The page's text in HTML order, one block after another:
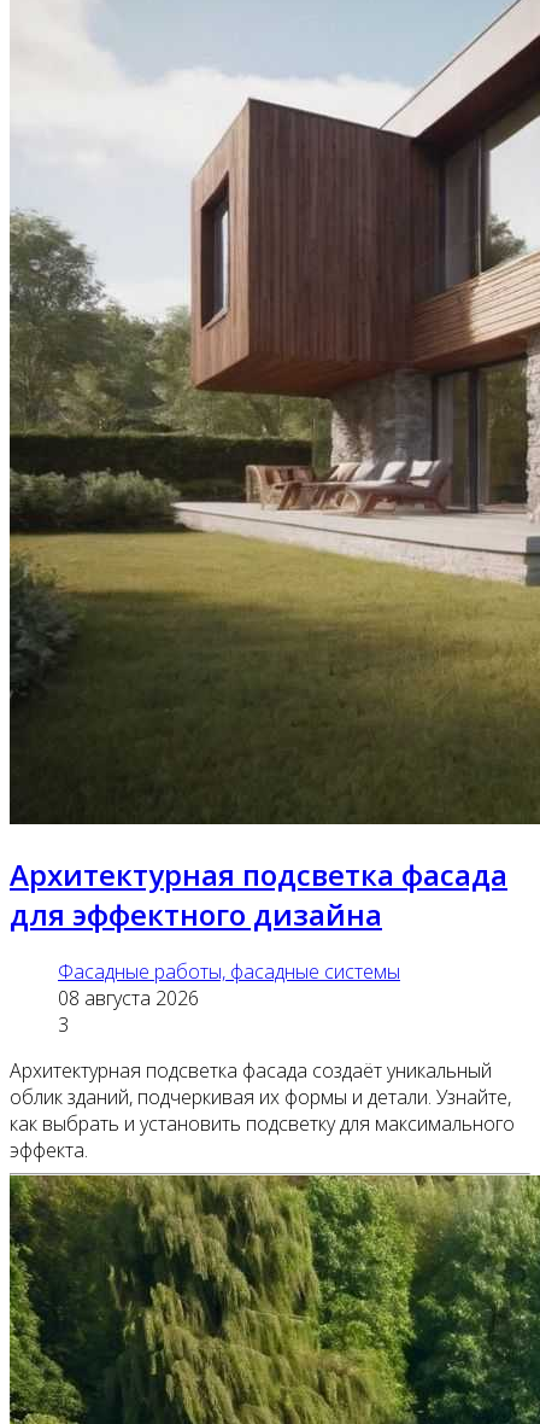
Архитектурная подсветка фасада
для эффектного дизайна
Фасадные работы, фасадные системы
08 августа 2026
3
Архитектурная подсветка фасада создаёт уникальный
облик зданий, подчеркивая их формы и детали. Узнайте,
как выбрать и установить подсветку для максимального
эффекта.